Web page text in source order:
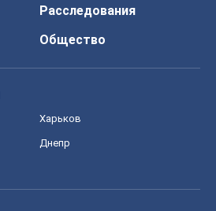
Расследования
Общество
Харьков
Днепр